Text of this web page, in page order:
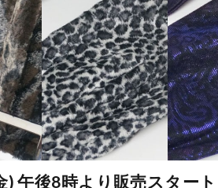
) 午後8時より販売スタート